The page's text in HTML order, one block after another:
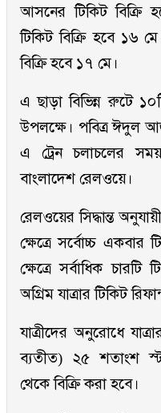
আসনের টিকিট
টিকিট বিক্রি হবে ১৬
বিক্রি হবে ১৭ মে।
এ ছাড়া বিভিন্ন রুটে
উপলক্ষে। পবিত্র ঈদুল
এ ট্রেন চলাচলের
বাংলাদেশ রেলওয়ে।
রেলওয়ের সিদ্ধান্ত
ক্ষেত্রে সর্বোচ্চ একবার
ক্ষেত্রে সর্বাধিক
অগ্রিম যাত্রার টিকিট
যাত্রীদের অনুরোধে
ব্যতীত) ২৫ শতাংশ
থেকে বিক্রি করা হবে।